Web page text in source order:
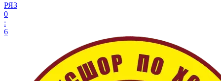
РЯЗ
0
:
6